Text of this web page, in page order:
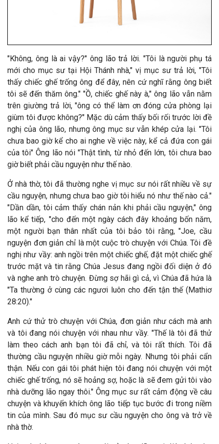
"Không, ông là ai vậy?" ông lão trả lời. "Tôi là người phụ tá
mới cho mục sư tại Hội Thánh nhà," vị mục sư trả lời, "Tôi
thấy chiếc ghế trống ông để đây, nên cứ nghĩ rằng ông biết
tôi sẽ đến thăm ông.""Ồ, chiếc ghế này à," ông lão vẫn nằm
trên giường trả lời, "ông có thể làm ơn đóng cửa phòng lại
giùm tôi được không?" Mặc dù cảm thấy bối rối trước lời đề
nghị của ông lão, nhưng ông mục sư vẫn khép cửa lại. "Tôi
chưa bao giờ kể cho ai nghe về việc này, kể cả đứa con gái
của tôi" Ông lão nói "Thật tình, từ nhỏ đến lớn, tôi chưa bao
giờ biết phải cầu nguyện như thế nào.
Ở nhà thờ, tôi đã thường nghe vị mục sư nói rất nhiều về sự
cầu nguyện, nhưng chưa bao giờ tôi hiểu nó như thế nào cả."
"Dần dần, tôi cảm thấy chán nản khi phải cầu nguyện," ông
lão kể tiếp, "cho đến một ngày cách đây khoảng bốn năm,
một người bạn thân nhất của tôi bảo tôi rằng, "Joe, cầu
nguyện đơn giản chỉ là một cuộc trò chuyện với Chúa. Tôi đề
nghị như vầy: anh ngồi trên một chiếc ghế, đặt một chiếc ghế
trước mặt và tin rằng Chúa Jesus đang ngồi đối diện ở đó
và nghe anh trò chuyện. Đừng sợ hãi gì cả, vì Chúa đã hứa là
"Ta thường ở cùng các ngươi luôn cho đến tận thế (Mathiơ
28:20)."
Anh cứ thử trò chuyện với Chúa, đơn giản như cách mà anh
và tôi đang nói chuyện với nhau như vầy. "Thế là tôi đã thử
làm theo cách anh bạn tôi đã chỉ, và tôi rất thích. Tôi đã
thường cầu nguyện nhiều giờ mỗi ngày. Nhưng tôi phải cẩn
thận. Nếu con gái tôi phát hiện tôi đang nói chuyện với một
chiếc ghế trống, nó sẽ hoảng sợ, hoặc là sẽ đem gửi tôi vào
nhà dưỡng lão ngay thôi." Ông mục sư rất cảm động về câu
chuyện và khuyến khích ông lão tiếp tục bước đi trong niềm
tin của mình. Sau đó mục sư cầu nguyện cho ông và trở về
nhà thờ.